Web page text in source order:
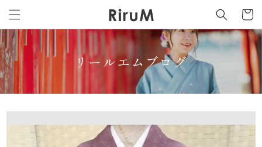
ンツに
進む
ー
ト
リールエムブログ